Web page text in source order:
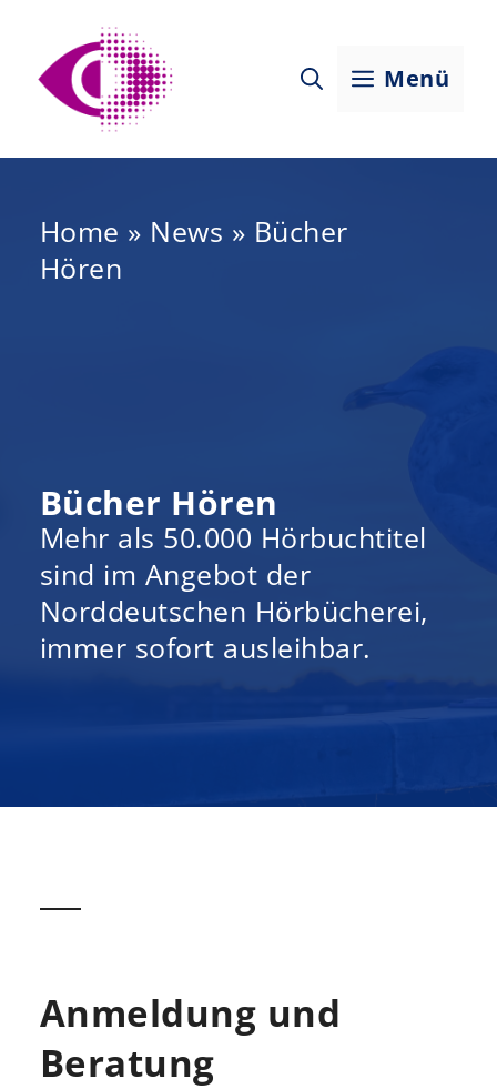
Inhalt
springen
Menü
Home » News » Bücher
Hören
Bücher Hören
Mehr als 50.000 Hörbuchtitel
sind im Angebot der
Norddeutschen Hörbücherei,
immer sofort ausleihbar.
Anmeldung und
Beratung